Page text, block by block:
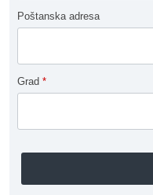
Poštanska adresa
Grad *